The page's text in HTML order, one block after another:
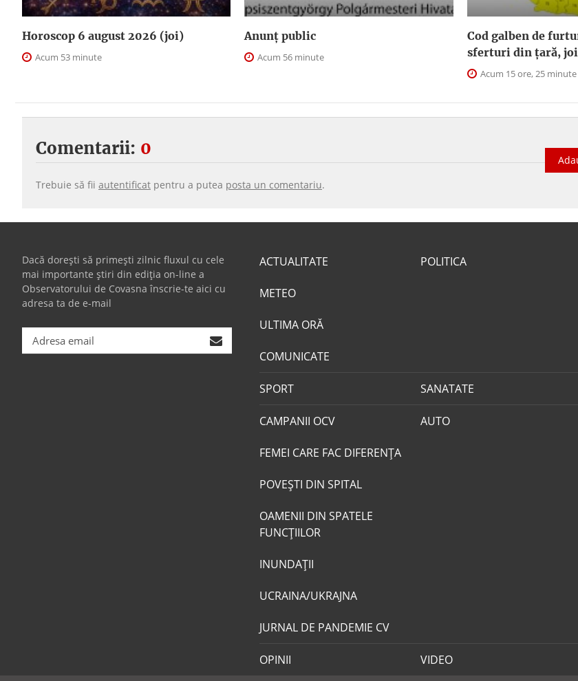
Horoscop 6 august 2026 (joi)
Acum 53 minute
Anunţ public
Acum 56 minute
Cod galben de
sferturi din țară, joi
Acum 15 ore, 25 minute
Comentarii: 0
Trebuie să fii autentificat pentru a putea posta un comentariu.
Dacă dorești să primești zilnic fluxul cu cele
mai importante știri din ediția on-line a
Observatorului de Covasna înscrie-te aici cu
adresa ta de e-mail
ACTUALITATE
METEO
ULTIMA ORĂ
COMUNICATE
POLITICA
SPORT SANATATE
CAMPANII OCV
FEMEI CARE FAC DIFERENȚA
POVEŞTI DIN SPITAL
OAMENII DIN SPATELE
FUNCŢIILOR
INUNDAŢII
UCRAINA/UKRAJNA
JURNAL DE PANDEMIE CV
AUTO
OPINII VIDEO